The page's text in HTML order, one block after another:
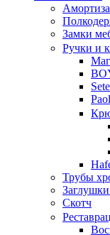
Замки
Ручки и
Sete
Трубы
Скотч